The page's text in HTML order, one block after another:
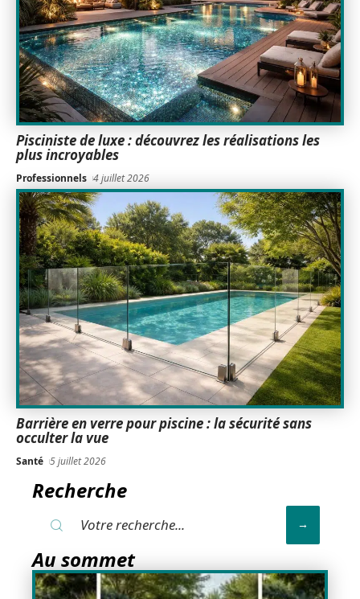
Pisciniste de luxe : découvrez les réalisations les
plus incroyables
Professionnels 4 juillet 2026
Barrière en verre pour piscine : la sécurité sans
occulter la vue
Santé 5 juillet 2026
Recherche
Au sommet